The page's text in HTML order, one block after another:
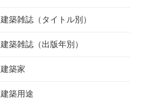
建築雑誌（タイトル別）
建築雑誌（出版年別）
建築家
建築用途